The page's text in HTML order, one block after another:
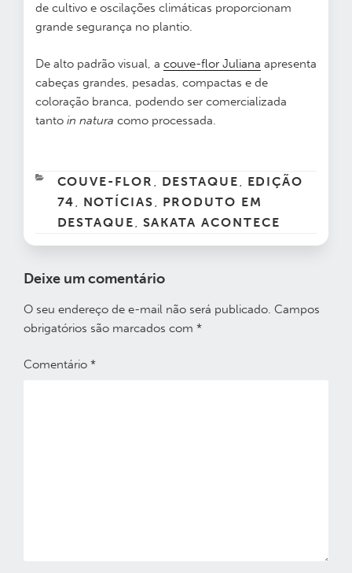
de cultivo e oscilações climáticas proporcionam
grande segurança no plantio.
De alto padrão visual, a couve-flor Juliana apresenta
cabeças grandes, pesadas, compactas e de
coloração branca, podendo ser comercializada
tanto in natura como processada.
CATEGORIAS
COUVE-FLOR , DESTAQUE ,
EDIÇÃO
74 , NOTÍCIAS ,
PRODUTO EM
DESTAQUE , SAKATA ACONTECE
Deixe um comentário
O seu endereço de e-mail não será publicado. Campos
obrigatórios são marcados com *
Comentário *